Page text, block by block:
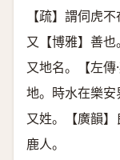
【疏】謂伺虎
又【博雅】善也
又地名。【左
地。時水在樂安
又姓。【廣韻
鹿人。